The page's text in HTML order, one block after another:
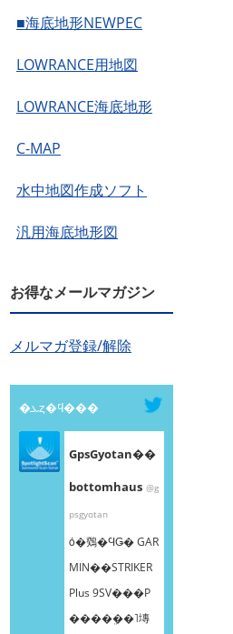
■海底地形NEWPEC
LOWRANCE用地図
LOWRANCE海底地形
C-MAP
水中地図作成ソフト
汎用海底地形図
お得なメールマガジン
メルマガ登録/解除
�ܥȥ�ϥ���
GpsGyotan��
bottomhaus @g
psgyotan
ȯ�䳫�ϤǤ� GAR
MIN��STRIKER
Plus 9SV���Ρ
����ܸ��˥塼